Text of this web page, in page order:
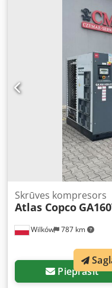
Wilków 787 km
Skrūves kompresors
Atlas Copco
Pieprasīt